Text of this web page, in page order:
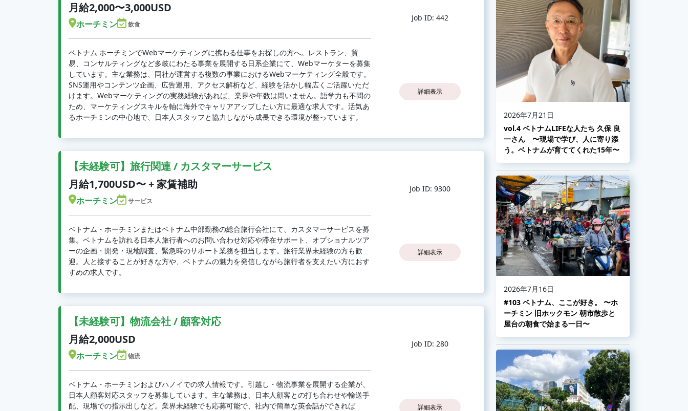
月給2,000〜3,000USD
ホーチミン 飲食
ベトナム ホーチミンでWebマーケティングに携わる仕事をお探しの方へ。レストラン、貿
易、コンサルティングなど多岐にわたる事業を展開する日系企業にて、Webマーケターを募集
しています。主な業務は、同社が運営する複数の事業におけるWebマーケティング全般です。
SNS運用やコンテンツ企画、広告運用、アクセス解析など、経験を活かし幅広くご活躍いただ
けます。Webマーケティングの実務経験があれば、業界や年数は問いません。語学力も不問の
ため、マーケティングスキルを軸に海外でキャリアアップしたい方に最適な求人です。活気あ
るホーチミンの中心地で、日本人スタッフと協力しながら成長できる環境が整っています。
Job ID: 442
詳細表示
【未経験可】旅行関連 / カスタマーサービス
月給1,700USD〜 + 家賃補助
ホーチミン サービス
ベトナム・ホーチミンまたはベトナム中部勤務の総合旅行会社にて、カスタマーサービスを募
集。ベトナムを訪れる日本人旅行者へのお問い合わせ対応や滞在サポート、オプショナルツア
ーの企画・開発・現地調査、緊急時のサポート業務を担当します。旅行業界未経験の方も歓
迎。人と接することが好きな方や、ベトナムの魅力を発信しながら旅行者を支えたい方におす
すめの求人です。
Job ID: 9300
詳細表示
【未経験可】物流会社 / 顧客対応
月給2,000USD
ホーチミン 物流
ベトナム・ホーチミンおよびハノイでの求人情報です。引越し・物流事業を展開する企業が、
日本人顧客対応スタッフを募集しています。主な業務は、日本人顧客との打ち合わせや輸送手
配、現場での指示出しなど。業界未経験でも応募可能で、社内で簡単な英会話ができれば
Job ID: 280
詳細表示
2026年7月21日
vol.4 ベトナムLIFEな人たち 久保 良
一さん 〜現場で学び、人に寄り添
う。ベトナムが育ててくれた15年〜
2026年7月16日
#103 ベトナム、ここが好き。 〜ホ
ーチミン 旧ホックモン 朝市散歩と
屋台の朝食で始まる一日〜